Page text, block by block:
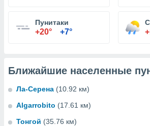
Пунитаки
+20° +7°
Ближайшие населенные
Ла-Серена (10.92 км)
Algarrobito (17.61 км)
Тонгой (35.76 км)